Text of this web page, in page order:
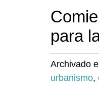
para
Archivado
urbanismo,